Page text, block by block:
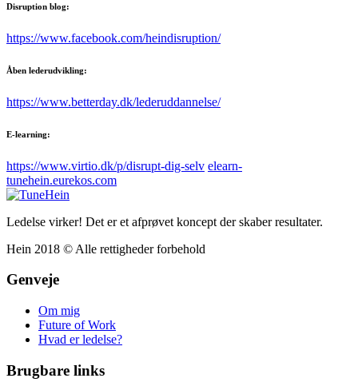
Disruption blog:
https://www.facebook.com/heindisruption/
Åben lederudvikling:
https://www.betterday.dk/lederuddannelse/
E-learning:
https://www.virtio.dk/p/disrupt-dig-selv elearn-
tunehein.eurekos.com
Ledelse virker! Det er et afprøvet koncept der skaber resultater.
Hein 2018 © Alle rettigheder forbehold
Genveje
Om mig
Future of Work
Hvad er ledelse?
Brugbare links